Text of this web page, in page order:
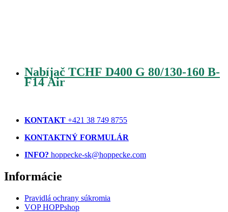
Nabíjač TCHF D400 G 80/130-160 B-
F14 Air
KONTAKT +421 38 749 8755
KONTAKTNÝ FORMULÁR
INFO? hoppecke-sk@hoppecke.com
Informácie
Pravidlá ochrany súkromia
VOP HOPPshop